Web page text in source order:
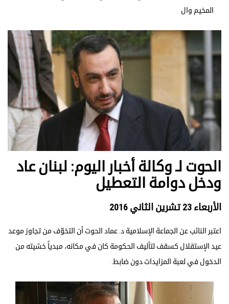
المخيم وال
الحوت لـ وكالة أخبار اليوم: لبنان عاد
ودخل دوامة التعطيل
الأربعاء 23 تشرين الثاني 2016
اعتبر النائب عن الجماعة الإسلامية د. عماد الحوت أن التخوّف من تجاوز موعد
عيد الإستقلال كسقف لتأليف الحكومة كان في مكانه، مبدياً خشيته من
الدخول في لعبة المزايدات دون ضابط.